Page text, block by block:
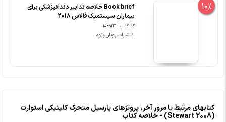
10%
Book brief خلاصه تدابیر دندانپزشکی برای
بیماران سیستمیک فالاس 2018
کد کتاب : 106913
انتشارات رویان پژوه
کتابهای مرتبط با مرور آخر، پروتزهای پارسیل متحرک کلینیکی استوارت
(Stewart 2008) - خلاصه کتاب